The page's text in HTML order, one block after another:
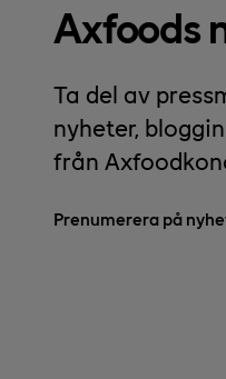
Axfoods
Ta del av
nyheter,
från
Prenumerera på